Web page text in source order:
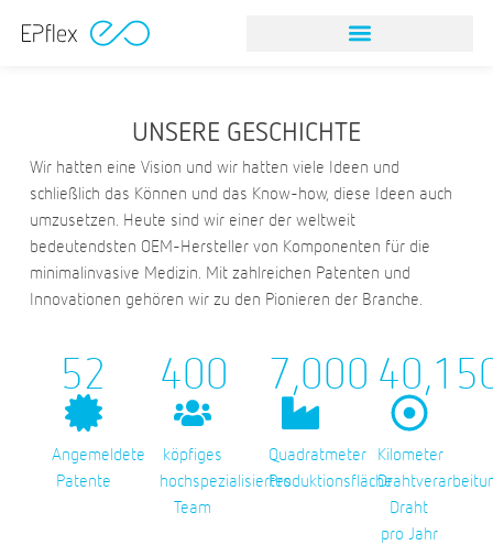
UNSERE GESCHICHTE
Wir hatten eine Vision und wir hatten viele Ideen und
schließlich das Können und das Know-how, diese Ideen auch
umzusetzen. Heute sind wir einer der weltweit
bedeutendsten OEM-Hersteller von Komponenten für die
minimalinvasive Medizin. Mit zahlreichen Patenten und
Innovationen gehören wir zu den Pionieren der Branche.
52
Angemeldete
Patente
400
köpfiges
hochspezialisiertes
Team
7,000
Quadratmeter
Produktionsfläche
Kilometer
Draht
pro Jahr